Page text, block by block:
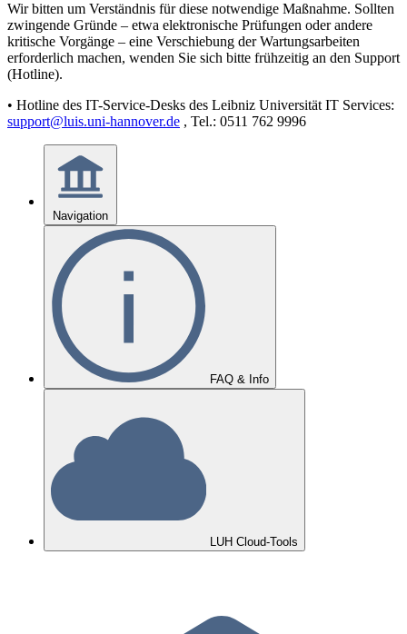
Wir bitten um Verständnis für diese notwendige Maßnahme. Sollten
zwingende Gründe – etwa elektronische Prüfungen oder andere
kritische Vorgänge – eine Verschiebung der Wartungsarbeiten
erforderlich machen, wenden Sie sich bitte frühzeitig an den Support
(Hotline).
• Hotline des IT-Service-Desks des Leibniz Universität IT Services:
support@luis.uni-hannover.de , Tel.: 0511 762 9996
Navigation
FAQ & Info
LUH Cloud-Tools